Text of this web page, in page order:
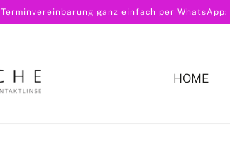
Terminvereinbarung ganz einfach per WhatsApp:
HOME